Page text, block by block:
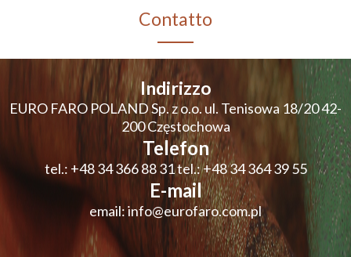
Contatto
Indirizzo
EURO FARO POLAND Sp. z o.o. ul. Tenisowa 18/20 42-
200 Częstochowa
Telefon
tel.: +48 34 366 88 31tel.:+48 34 364 39 55
E-mail
email:info@eurofaro.com.pl